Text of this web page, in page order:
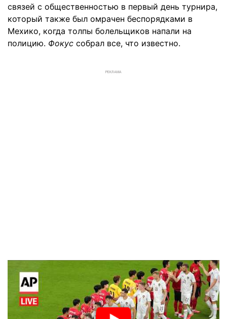
связей с общественностью в первый день турнира,
который также был омрачен беспорядками в
Мехико, когда толпы болельщиков напали на
полицию. Фокус собрал все, что известно.
РЕКЛАМА